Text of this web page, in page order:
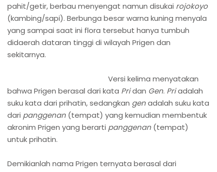
pahit/getir, berbau menyengat namun disukai rojokoyo
(kambing/sapi). Berbunga besar warna kuning menyala
yang sampai saat ini flora tersebut hanya tumbuh
didaerah dataran tinggi di wilayah Prigen dan
sekitarnya.
Versi kelima menyatakan
bahwa Prigen berasal dari kata Pridan Gen. Priadalah
suku kata dari prihatin, sedangkan genadalah suku kata
dari panggenan (tempat) yang kemudian membentuk
akronim Prigen yang berarti panggenan (tempat)
untuk prihatin.
Demikianlah nama Prigen ternyata berasal dari